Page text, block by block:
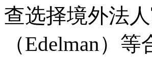
查选择境外法
（Edelman）